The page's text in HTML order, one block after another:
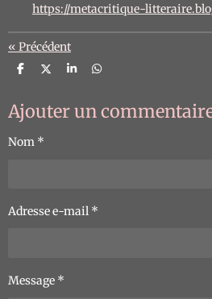
https://metacritique-
« Précédent
P
t
a
e
P
t
a
P
t
a
P
a
Ajouter un
Nom *
Adresse e-mail *
Message *